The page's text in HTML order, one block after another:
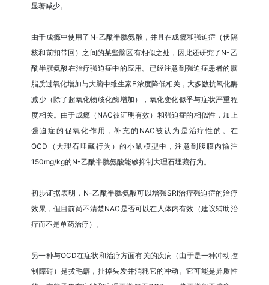
显著减少。
由于成瘾中使用了N-乙酰半胱氨酸，并且在成瘾和强迫症（伏隔
核和前扣带回）之间的某些脑区有相似之处，因此还研究了N-乙
酰半胱氨酸在治疗强迫症中的应用。已经注意到强迫症患者的脑
脂质过氧化增加与大脑中维生素E浓度降低相关，大多数抗氧化酶
减少（除了超氧化物歧化酶增加），氧化变化似乎与症状严重程
度相关。由于成瘾（NAC被证明有效）和强迫症的相似性，加上
强迫症的促氧化作用，补充的NAC被认为是治疗性的。在
OCD（大理石埋藏行为）的小鼠模型中，注意到腹膜内输注
150mg/kg的N-乙酰半胱氨酸能够抑制大理石埋藏行为。
初步证据表明，N-乙酰半胱氨酸可以增强SRI治疗强迫症的治疗
效果，但目前尚不清楚NAC是否可以在人体内有效（建议辅助治
疗而不是单药治疗）。
另一种与OCD在症状和治疗方面有关的疾病（由于是一种冲动控
制障碍）是拔毛癖，扯掉头发并消耗它的冲动。它可能是异质性